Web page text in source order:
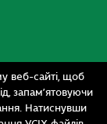
веб-сайті, щоб
запам’ятовуючи
Натиснувши